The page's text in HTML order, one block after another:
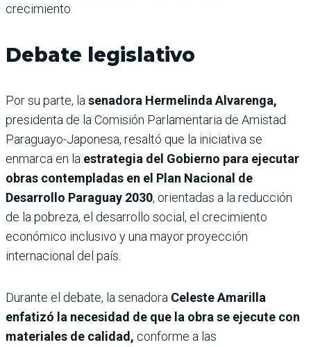
crecimiento.
Debate legislativo
Por su parte, la senadora Hermelinda Alvarenga,
presidenta de la Comisión Parlamentaria de Amistad
Paraguayo-Japonesa, resaltó que la iniciativa se
enmarca en la estrategia del Gobierno para ejecutar
obras contempladas en el Plan Nacional de
Desarrollo Paraguay 2030, orientadas a la reducción
de la pobreza, el desarrollo social, el crecimiento
económico inclusivo y una mayor proyección
internacional del país.
Durante el debate, la senadora Celeste Amarilla
enfatizó la necesidad de que la obra se ejecute con
materiales de calidad, conforme a las